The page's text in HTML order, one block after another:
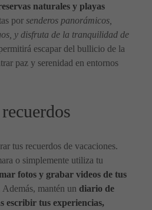
naturales y playas
por senderos panorámicos,
y disfruta de la tranquilidad de
escapar del bullicio de la
paz y serenidad en entornos
tus recuerdos de vacaciones.
o simplemente utiliza tu
fotos y grabar videos de tus
Además, mantén un diario de
escribir tus experiencias,